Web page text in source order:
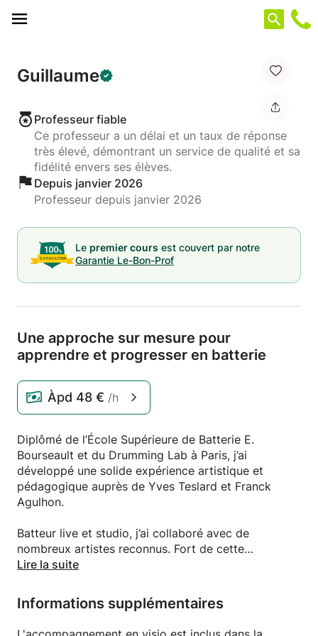
Guillaume
Professeur fiable
Ce professeur a un délai et un taux de réponse
très élevé, démontrant un service de qualité et sa
fidélité envers ses élèves.
Depuis janvier 2026
Professeur depuis janvier 2026
Le premier cours est couvert par notre
Garantie Le-Bon-Prof
Une approche sur mesure pour
apprendre et progresser en batterie
Àpd 48 € /h
Diplômé de l’École Supérieure de Batterie E.
Bourseault et du Drumming Lab à Paris, j’ai
développé une solide expérience artistique et
pédagogique auprès de Yves Teslard et Franck
Agulhon.
Batteur live et studio, j’ai collaboré avec de
nombreux artistes reconnus. Fort de cette
expérience, j’enseigne la batterie depuis plus de
comme de musiciens souhaitant se
professionnaliser.
Lire la suite
Informations supplémentaires